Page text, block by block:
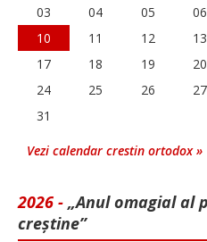
03
04 05 06
10
11 12 13
17
18 19 20
24
25 26 27
31
Vezi calendar crestin ortodox »
2026 - „Anul omagial al
creștine”